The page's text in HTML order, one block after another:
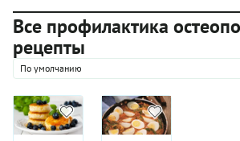
Все профилактика
рецепты
По умолчанию